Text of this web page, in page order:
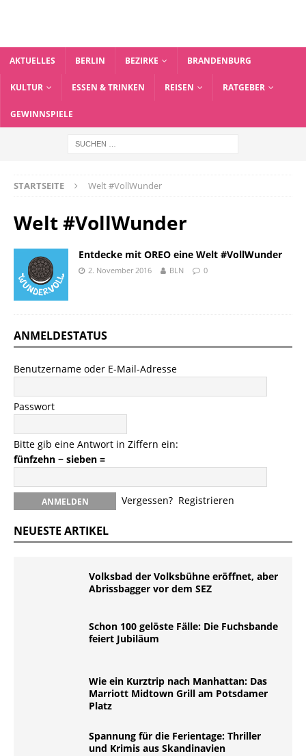
AKTUELLES BERLIN BEZIRKE BRANDENBURG
KULTUR ESSEN & TRINKEN REISEN RATGEBER
GEWINNSPIELE
STARTSEITE Welt #VollWunder
Welt #VollWunder
Entdecke mit OREO eine Welt #VollWunder
2. November 2016 BLN 0
ANMELDESTATUS
Benutzername oder E-Mail-Adresse
Passwort
Bitte gib eine Antwort in Ziffern ein:
fünfzehn − sieben =
Vergessen? Registrieren
NEUESTE ARTIKEL
Volksbad der Volksbühne eröffnet, aber
Abrissbagger vor dem SEZ
Schon 100 gelöste Fälle: Die Fuchsbande
feiert Jubiläum
Wie ein Kurztrip nach Manhattan: Das
Marriott Midtown Grill am Potsdamer
Platz
Spannung für die Ferientage: Thriller
und Krimis aus Skandinavien